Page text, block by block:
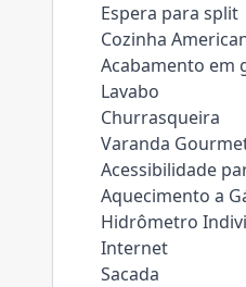
Espera para split
Cozinha
Acabamento em
Lavabo
Churrasqueira
Varanda
Acessibilidade
Aquecimento a
Hidrômetro
Internet
Sacada